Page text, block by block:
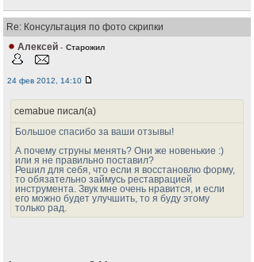
Re: Консультация по фото скрипки
Алексей - Старожил
24 фев 2012, 14:10
cemabue писал(а)
Большое спасибо за ваши отзывы!
А почему струны менять? Они же новенькие :)
или я не правильно поставил?
Решил для себя, что если я восстановлю форму,
то обязательно займусь реставрацией
инструмента. Звук мне очень нравится, и если
его можно будет улучшить, то я буду этому
только рад.